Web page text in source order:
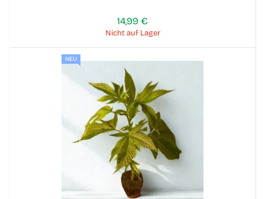
14,99 €
Nicht auf Lager
NEU